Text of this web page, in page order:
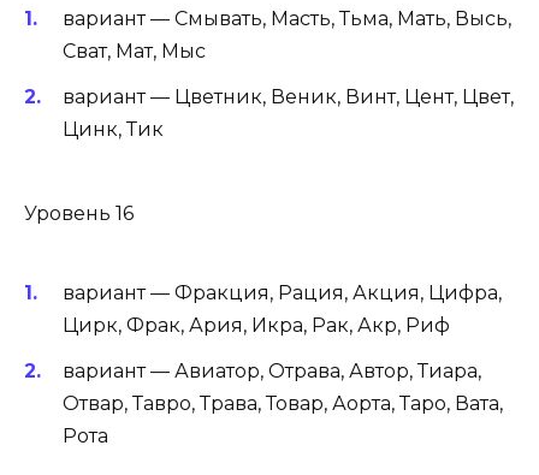
вариант — Смывать, Масть, Тьма, Мать, Высь,
Сват, Мат, Мыс
вариант — Цветник, Веник, Винт, Цент, Цвет,
Цинк, Тик
Уровень 16
вариант — Фракция, Рация, Акция, Цифра,
Цирк, Фрак, Ария, Икра, Рак, Акр, Риф
вариант — Авиатор, Отрава, Автор, Тиара,
Отвар, Тавро, Трава, Товар, Аорта, Таро, Вата,
Рота